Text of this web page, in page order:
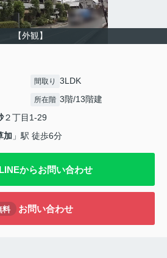
【外観】
間取り 3LDK
所在階 3階/13階建
２丁目1-29
加 」駅 徒歩6分
LINEからお問い合わせ
料 お問い合わせ